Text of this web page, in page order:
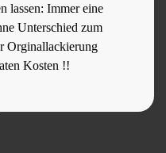
lassen: Immer eine
Unterschied zum
Orginallackierung
Kosten !!